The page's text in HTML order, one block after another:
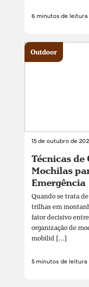
6 minutos de leitura
15 de outubro de
Técnicas de
Mochilas
Emergência
Quando se trata
trilhas em
fator decisivo
organização de
mobilid [...]
5 minutos de leitura
Outdoor